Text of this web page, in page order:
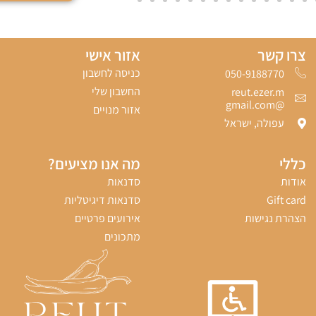
צרו קשר
050-9188770‬
reut.ezer.m
@gmail.com
עפולה, ישראל
אזור אישי
כניסה לחשבון
החשבון שלי
אזור מנויים
כללי
אודות
Gift card
הצהרת נגישות
מה אנו מציעים?
סדנאות
סדנאות דיגיטליות
אירועים פרטיים
מתכונים